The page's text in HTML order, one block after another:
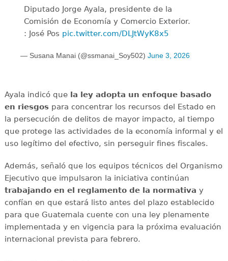
Diputado Jorge Ayala, presidente de la
Comisión de Economía y Comercio Exterior.
: José Pos pic.twitter.com/DLJtWyK8x5
— Susana Manai (@ssmanai_Soy502) June 3, 2026
Ayala indicó que la ley adopta un enfoque basado
en riesgospara concentrar los recursos del Estado en
la persecución de delitos de mayor impacto, al tiempo
que protege las actividades de la economía informal y el
uso legítimo del efectivo, sin perseguir fines fiscales.
Además, señaló que los equipos técnicos del Organismo
Ejecutivo que impulsaron la iniciativa continúan
trabajando en el reglamento de la normativa y
confían en que estará listo antes del plazo establecido
para que Guatemala cuente con una ley plenamente
implementada y en vigencia para la próxima evaluación
internacional prevista para febrero.